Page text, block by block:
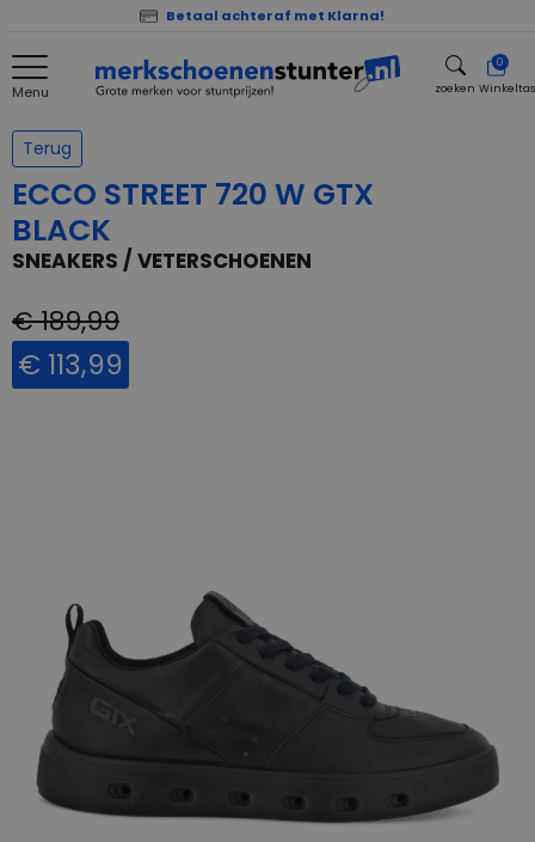
Betaal achteraf met Klarna!
Menu zoeken
0
Winkeltas
Terug
ECCO STREET 720 W GTX
BLACK
SNEAKERS / VETERSCHOENEN
€ 189,99
€ 113,99